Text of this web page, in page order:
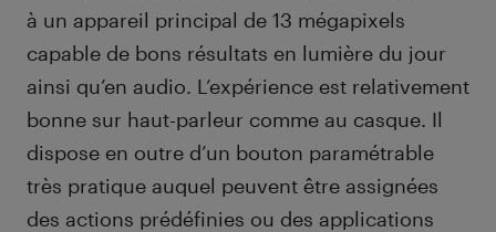
à un appareil principal de 13 mégapixels
capable de bons résultats en lumière du jour
ainsi qu’en audio. L’expérience est relativement
bonne sur haut-parleur comme au casque. Il
dispose en outre d’un bouton paramétrable
très pratique auquel peuvent être assignées
des actions prédéfinies ou des applications